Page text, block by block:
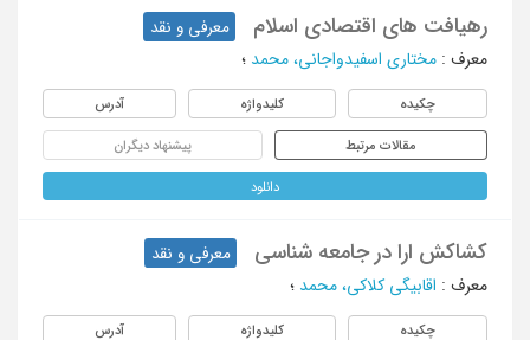
رهیافت های اقتصادی اسلام
معرفی و نقد
معرف : مختاری اسفیدواجانی، محمد ؛
چکیده کلیدواژه آدرس
مقالات مرتبط پیشنهاد دیگران
دانلود
کشاکش ارا در جامعه شناسی
معرفی و نقد
معرف : اقابیگی کلاکی، محمد ؛
چکیده کلیدواژه آدرس